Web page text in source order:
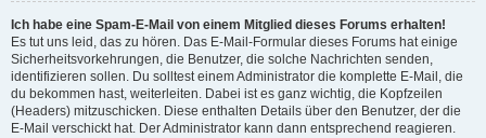
Ich habe eine Spam-E-Mail von einem Mitglied dieses Forums erhalten!
Es tut uns leid, das zu hören. Das E-Mail-Formular dieses Forums hat einige
Sicherheitsvorkehrungen, die Benutzer, die solche Nachrichten senden,
identifizieren sollen. Du solltest einem Administrator die komplette E-Mail, die
du bekommen hast, weiterleiten. Dabei ist es ganz wichtig, die Kopfzeilen
(Headers) mitzuschicken. Diese enthalten Details über den Benutzer, der die
E-Mail verschickt hat. Der Administrator kann dann entsprechend reagieren.